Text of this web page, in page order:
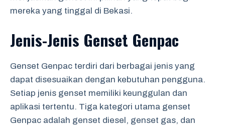
mereka yang tinggal di Bekasi.
Jenis-Jenis Genset Genpac
Genset Genpac terdiri dari berbagai jenis yang
dapat disesuaikan dengan kebutuhan pengguna.
Setiap jenis genset memiliki keunggulan dan
aplikasi tertentu. Tiga kategori utama genset
Genpac adalah genset diesel, genset gas, dan